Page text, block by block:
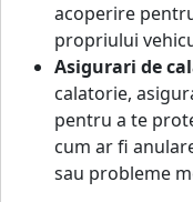
acoperire
propriului
Asigurari de
calatorie,
pentru a te
cum ar fi
sau probleme